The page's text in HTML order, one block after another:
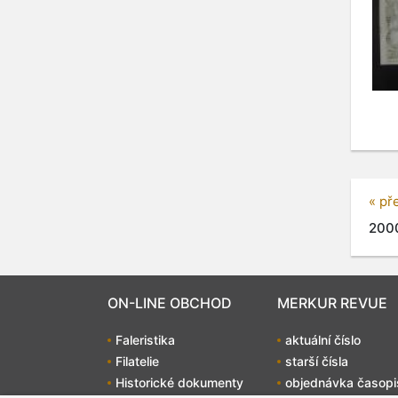
«
ON-LINE OBCHOD
Faleristika
Filatelie
Historické dokumenty
MERKUR REVUE
aktuální číslo
starší čísla
objednávka